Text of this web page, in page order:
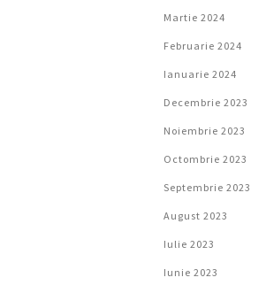
Martie 2024
Februarie 2024
Ianuarie 2024
Decembrie 2023
Noiembrie 2023
Octombrie 2023
Septembrie 2023
August 2023
Iulie 2023
Iunie 2023